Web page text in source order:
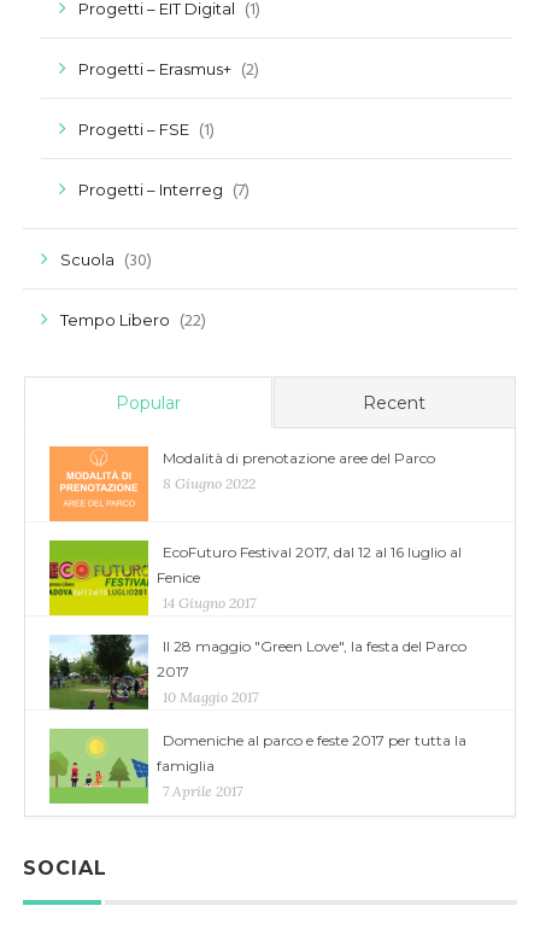
Progetti – EIT Digital (1)
Progetti – Erasmus+ (2)
Progetti – FSE (1)
Progetti – Interreg (7)
Scuola (30)
Tempo Libero (22)
Popular Recent
Modalità di prenotazione aree del Parco
8 Giugno 2022
EcoFuturo Festival 2017, dal 12 al 16 luglio al
Fenice
14 Giugno 2017
Il 28 maggio "Green Love", la festa del Parco
2017
10 Maggio 2017
Domeniche al parco e feste 2017 per tutta la
famiglia
7 Aprile 2017
SOCIAL